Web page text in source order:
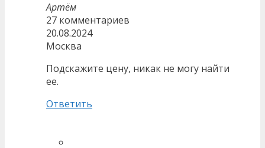
Артём
27 комментариев
20.08.2024
Москва
Подскажите цену, никак не могу найти
ее.
Ответить